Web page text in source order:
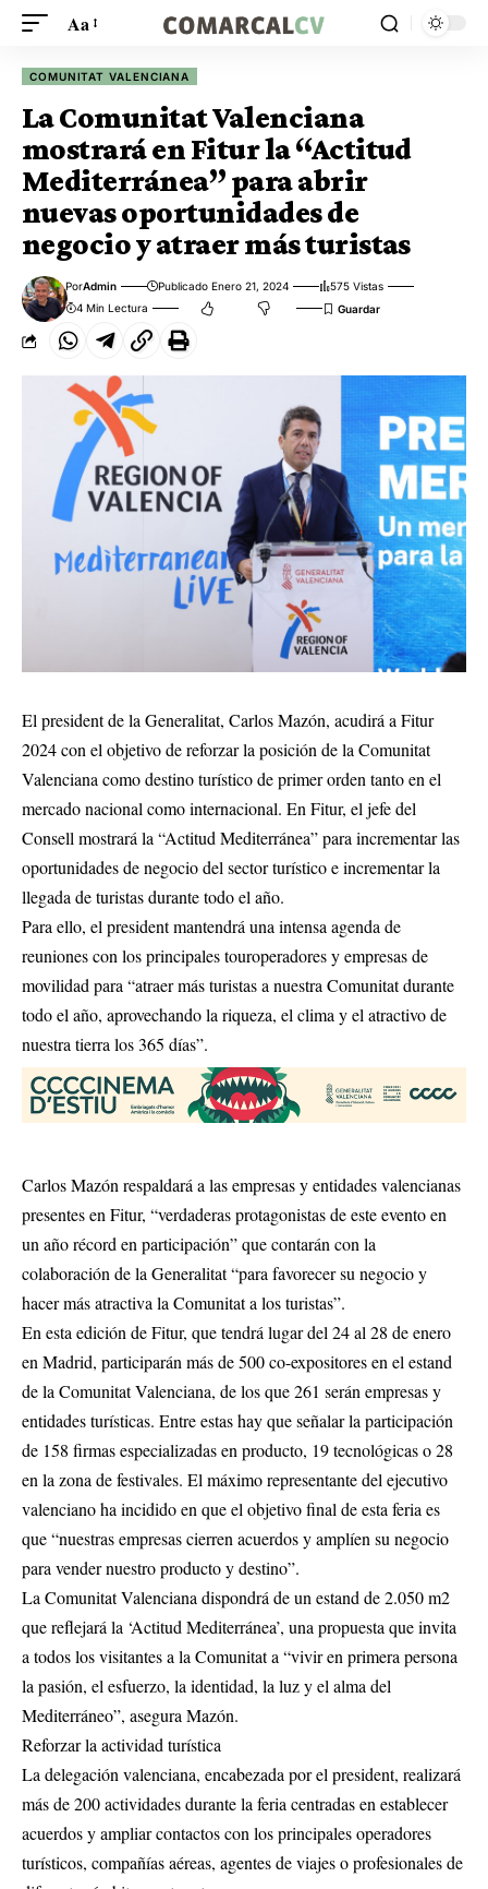
Aa
COMUNITAT VALENCIANA
La Comunitat Valenciana
mostrará en Fitur la “Actitud
Mediterránea” para abrir
nuevas oportunidades de
negocio y atraer más turistas
PorAdmin Publicado Enero 21, 2024
575 Vistas
4 Min Lectura
El president de la Generalitat, Carlos Mazón, acudirá a Fitur
2024 con el objetivo de reforzar la posición de la Comunitat
Valenciana como destino turístico de primer orden tanto en el
mercado nacional como internacional. En Fitur, el jefe del
Consell mostrará la “Actitud Mediterránea” para incrementar las
oportunidades de negocio del sector turístico e incrementar la
llegada de turistas durante todo el año.
Para ello, el president mantendrá una intensa agenda de
reuniones con los principales touroperadores y empresas de
movilidad para “atraer más turistas a nuestra Comunitat durante
todo el año, aprovechando la riqueza, el clima y el atractivo de
nuestra tierra los 365 días”.
Carlos Mazón respaldará a las empresas y entidades valencianas
presentes en Fitur, “verdaderas protagonistas de este evento en
un año récord en participación” que contarán con la
colaboración de la Generalitat “para favorecer su negocio y
hacer más atractiva la Comunitat a los turistas”.
En esta edición de Fitur, que tendrá lugar del 24 al 28 de enero
en Madrid, participarán más de 500 co-expositores en el estand
de la Comunitat Valenciana, de los que 261 serán empresas y
entidades turísticas. Entre estas hay que señalar la participación
de 158 firmas especializadas en producto, 19 tecnológicas o 28
en la zona de festivales. El máximo representante del ejecutivo
valenciano ha incidido en que el objetivo final de esta feria es
que “nuestras empresas cierren acuerdos y amplíen su negocio
para vender nuestro producto y destino”.
La Comunitat Valenciana dispondrá de un estand de 2.050 m2
que reflejará la ‘Actitud Mediterránea’, una propuesta que invita
a todos los visitantes a la Comunitat a “vivir en primera persona
la pasión, el esfuerzo, la identidad, la luz y el alma del
Mediterráneo”, asegura Mazón.
Reforzar la actividad turística
La delegación valenciana, encabezada por el president, realizará
más de 200 actividades durante la feria centradas en establecer
acuerdos y ampliar contactos con los principales operadores
turísticos, compañías aéreas, agentes de viajes o profesionales de